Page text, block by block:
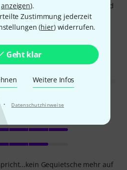
anzeigen).
Zustimmung jederzeit
(hier) widerrufen.
Geht klar
Weitere Infos
· Datenschutzhinweise
angenehm, spricht sofort an und
ich Infeld, Kaplan Gold und
Saiten mit unbefriedigendem
ideal.
MELDEN
31121970 26.01.2017
Gequietsche mehr auf